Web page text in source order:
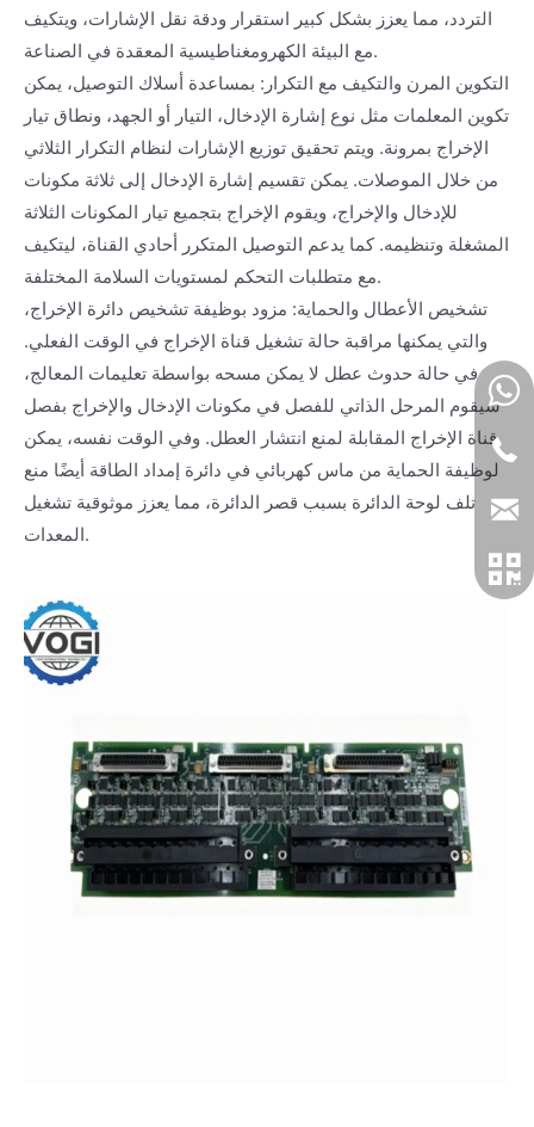
التردد، مما يعزز بشكل كبير استقرار ودقة نقل الإشارات، ويتكيف
مع البيئة الكهرومغناطيسية المعقدة في الصناعة.
التكوين المرن والتكيف مع التكرار: بمساعدة أسلاك التوصيل، يمكن
تكوين المعلمات مثل نوع إشارة الإدخال، التيار أو الجهد، ونطاق تيار
الإخراج بمرونة. ويتم تحقيق توزيع الإشارات لنظام التكرار الثلاثي
من خلال الموصلات. يمكن تقسيم إشارة الإدخال إلى ثلاثة مكونات
للإدخال والإخراج، ويقوم الإخراج بتجميع تيار المكونات الثلاثة
المشغلة وتنظيمه. كما يدعم التوصيل المتكرر أحادي القناة، ليتكيف
مع متطلبات التحكم لمستويات السلامة المختلفة.
تشخيص الأعطال والحماية: مزود بوظيفة تشخيص دائرة الإخراج،
والتي يمكنها مراقبة حالة تشغيل قناة الإخراج في الوقت الفعلي.
في حالة حدوث عطل لا يمكن مسحه بواسطة تعليمات المعالج،
سيقوم المرحل الذاتي للفصل في مكونات الإدخال والإخراج بفصل
قناة الإخراج المقابلة لمنع انتشار العطل. وفي الوقت نفسه، يمكن
لوظيفة الحماية من ماس كهربائي في دائرة إمداد الطاقة أيضًا منع
تلف لوحة الدائرة بسبب قصر الدائرة، مما يعزز موثوقية تشغيل
المعدات.